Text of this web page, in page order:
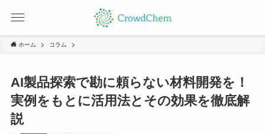
ホーム コラム
AI製品探索で勘に頼らない材料開発を！
実例をもとに活用法とその効果を徹底解
説